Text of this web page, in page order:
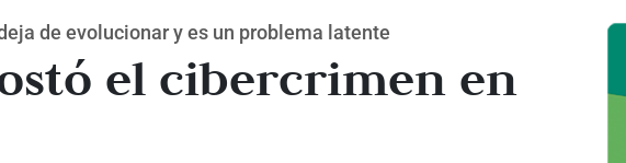
de evolucionar y es un problema latente
el cibercrimen en